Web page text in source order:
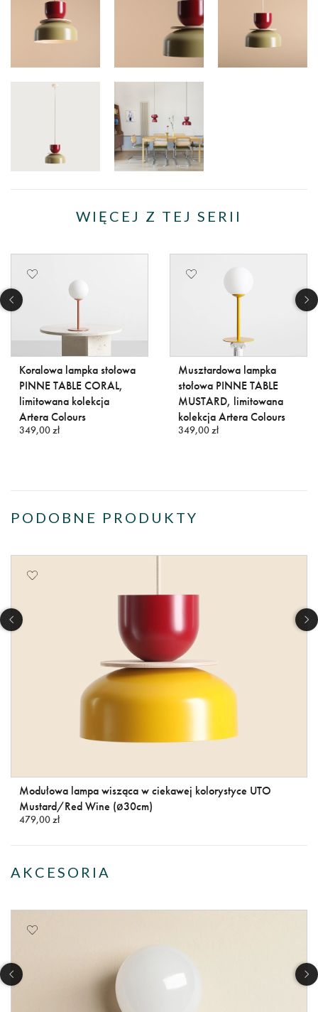
WIĘCEJ Z TEJ SERII
Koralowa lampka stołowa
PINNE TABLE CORAL,
limitowana kolekcja
Artera Colours
349,00 zł
Musztardowa lampka
stołowa PINNE TABLE
MUSTARD, limitowana
kolekcja Artera Colours
349,00 zł
PODOBNE PRODUKTY
Modułowa lampa wisząca w ciekawej kolorystyce UTO
Mustard/Red Wine (ø30cm)
479,00 zł
AKCESORIA